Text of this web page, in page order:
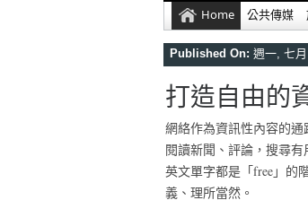
Home 公共傳媒
Published On: 週一, 七
打造自由的
網絡作為資訊性內容的
閱讀新聞、評論，搜尋
英文單字都是「free」的
義、理所當然。